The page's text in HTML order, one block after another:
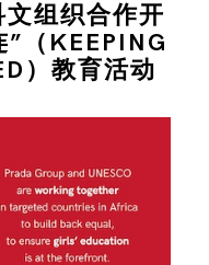
文组织合作开
”（KEEPING
）教育活动